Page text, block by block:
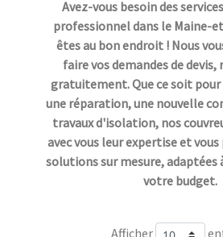
Avez-vous besoin des
professionnel dans le Maine-
êtes au bon endroit ! Nous
faire vos demandes de
gratuitement. Que ce soit
une réparation, une nouvelle
travaux d'isolation, nos
avec vous leur expertise et
solutions sur mesure, adaptées
votre budget.
Afficher